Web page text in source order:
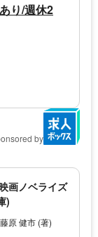
り/週休2
by
画ノベライズ
)
原 健市 (著)